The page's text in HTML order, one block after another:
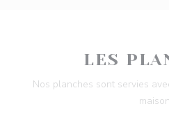
LES
Nos planches sont servies